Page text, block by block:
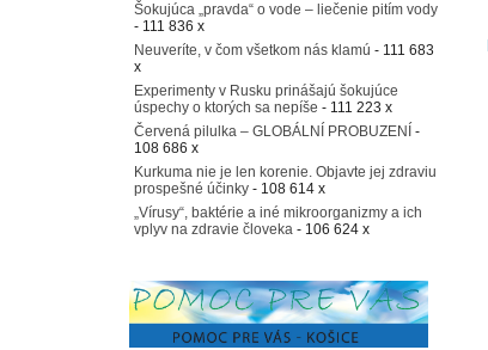
Šokujúca „pravda“ o vode – liečenie pitím vody
- 111 836 x
Neuveríte, v čom všetkom nás klamú - 111 683
x
Experimenty v Rusku prinášajú šokujúce
úspechy o ktorých sa nepíše - 111 223 x
Červená pilulka – GLOBÁLNÍ PROBUZENÍ -
108 686 x
Kurkuma nie je len korenie. Objavte jej zdraviu
prospešné účinky - 108 614 x
„Vírusy“, baktérie a iné mikroorganizmy a ich
vplyv na zdravie človeka - 106 624 x